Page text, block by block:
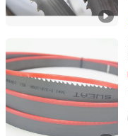
Kunshan JENADA
Jiangsu, China